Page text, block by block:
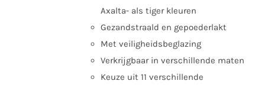
Axalta- als tiger kleuren
Gezandstraald en gepoederlakt
Met veiligheidsbeglazing
Verkrijgbaar in verschillende maten
Keuze uit 11 verschillende